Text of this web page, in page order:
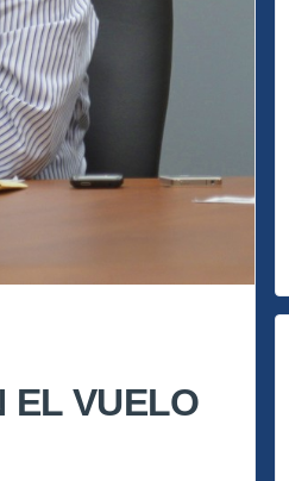
EL VUELO